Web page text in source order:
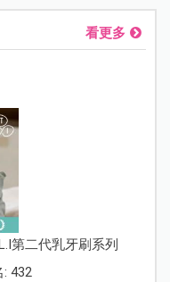
看更多
第二代乳牙刷系列
: 432